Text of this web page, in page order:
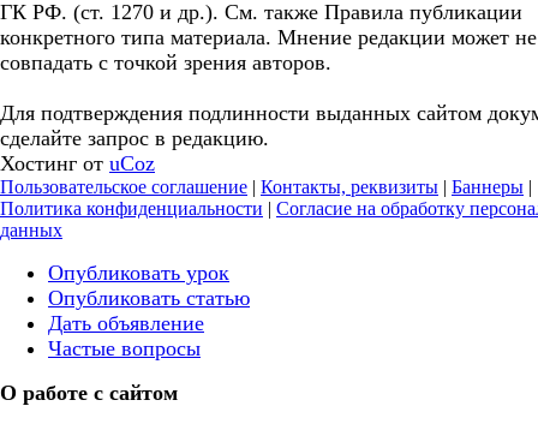
ГК РФ. (ст. 1270 и др.). См. также Правила публикации
конкретного типа материала. Мнение редакции может не
совпадать с точкой зрения авторов.
Для подтверждения подлинности выданных сайтом
сделайте запрос в редакцию.
Хостинг от uCoz
Пользовательское соглашение | Контакты, реквизиты | Баннеры |
Политика конфиденциальности | Согласие на обработку
данных
Опубликовать урок
Опубликовать статью
Дать объявление
Частые вопросы
О работе с сайтом